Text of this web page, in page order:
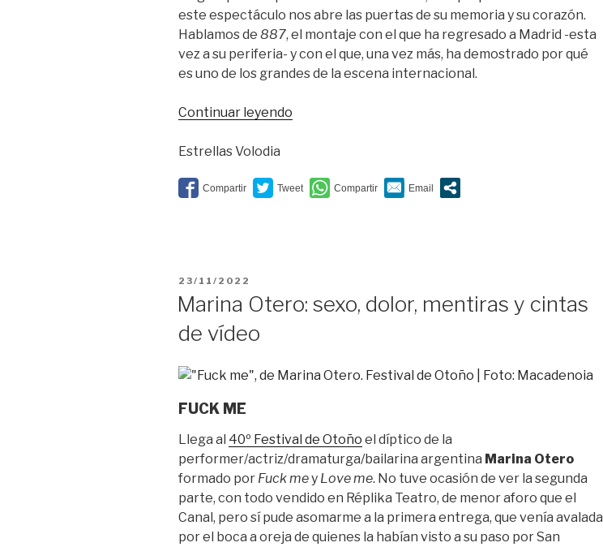
este espectáculo nos abre las puertas de su memoria y su corazón.
Hablamos de 887, el montaje con el que ha regresado a Madrid -esta
vez a su periferia- y con el que, una vez más, ha demostrado por qué
es uno de los grandes de la escena internacional.
Continuar leyendo
de
Estrellas Volodia
PUBLICADO
23/11/2022
Marina Otero: sexo, dolor, mentiras y cintas
de vídeo
FUCK ME
Llega al 40º Festival de Otoño el díptico de la
performer/actriz/dramaturga/bailarina argentina Marina Otero
formado por Fuck mey Love me. No tuve ocasión de ver la segunda
parte, con todo vendido en Réplika Teatro, de menor aforo que el
Canal, pero sí pude asomarme a la primera entrega, que venía avalada
por el boca a oreja de quienes la habían visto a su paso por San